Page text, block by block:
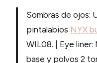
Sombras de ojos:
pintalabios NYX
WIL08. | Eye liner:
base y polvos 2